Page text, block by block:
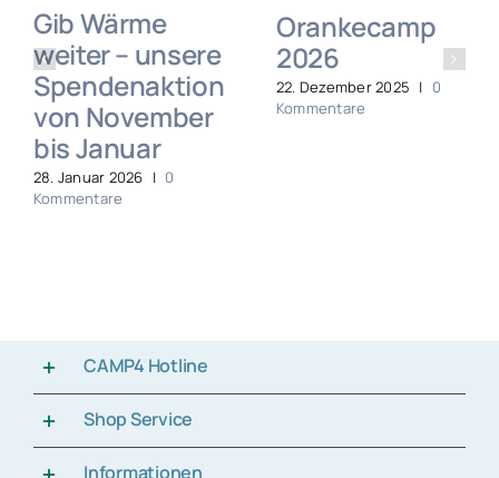
Gib Wärme
weiter – unsere
Spendenaktion
von November
bis Januar
28. Januar 2026 | 0
Kommentare
Orankecamp
2026
22. Dezember 2025 | 0
Kommentare
CAMP4 Hotline
Shop Service
Informationen